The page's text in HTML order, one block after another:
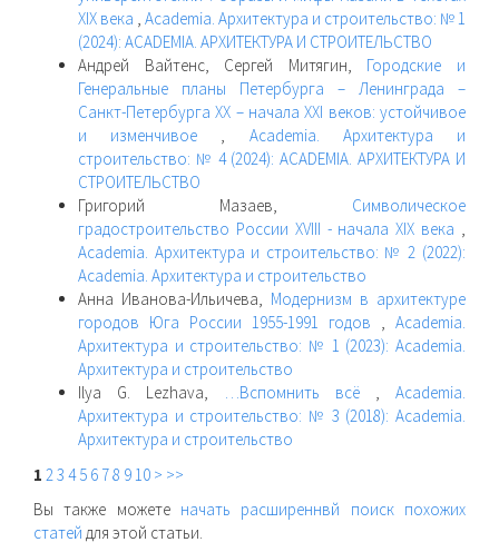
XIX века , Academia. Архитектура и строительство: № 1
(2024): ACADEMIA. АРХИТЕКТУРА И СТРОИТЕЛЬСТВО
Андрей Вайтенс, Сергей Митягин, Городские и
Генеральные планы Петербурга – Ленинграда –
Санкт-Петербурга XX – начала XXI веков: устойчивое
и изменчивое , Academia. Архитектура и
строительство: № 4 (2024): ACADEMIA. АРХИТЕКТУРА И
СТРОИТЕЛЬСТВО
Григорий Мазаев, Символическое
градостроительство России XVIII - начала XIX века ,
Academia. Архитектура и строительство: № 2 (2022):
Academia. Архитектура и строительство
Анна Иванова-Ильичева, Модернизм в архитектуре
городов Юга России 1955-1991 годов , Academia.
Архитектура и строительство: № 1 (2023): Academia.
Архитектура и строительство
Ilya G. Lezhava, …Вспомнить всё ,Academia.
Архитектура и строительство: № 3 (2018): Academia.
Архитектура и строительство
1 23 4 5 6 78 9 10 > >>
Вы также можете начать расширеннвй поиск похожих
статей для этой статьи.